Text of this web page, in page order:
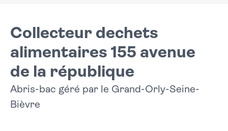
Collecteur dechets
alimentaires 155 avenue
de la république
Abris-bac géré par le Grand-Orly-Seine-
Bièvre